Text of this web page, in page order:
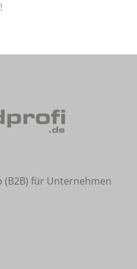
(B2B) für Unternehmen